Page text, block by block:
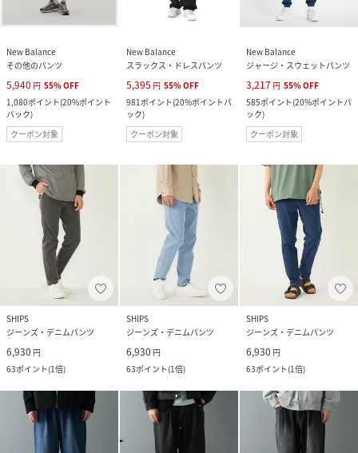
New Balance
その他のパンツ
5,940 円 55%OFF
1,080ポイント(20%ポイント
バック)
クーポン対象
New Balance
スラックス・ドレスパンツ
5,395 円 55%OFF
981ポイント(20%ポイントバ
ック)
クーポン対象
New Balance
ジャージ・スウェットパンツ
3,217 円 55%OFF
585ポイント(20%ポイントバ
ック)
クーポン対象
SHIPS
ジーンズ・デニムパンツ
6,930 円
63ポイント(1倍)
SHIPS
ジーンズ・デニムパンツ
6,930 円
63ポイント(1倍)
SHIPS
ジーンズ・デニムパンツ
6,930 円
63ポイント(1倍)